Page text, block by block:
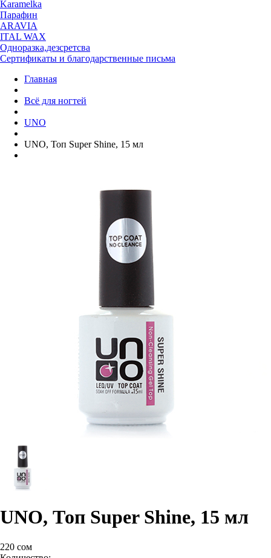
Karamelka
Парафин
ARAVIA
ITAL WAX
Одноразка,дезсретсва
Сертификаты и благодарственные письма
Главная
Всё для ногтей
UNO
UNO, Топ Super Shine, 15 мл
UNO, Топ Super Shine, 15 мл
220 сом